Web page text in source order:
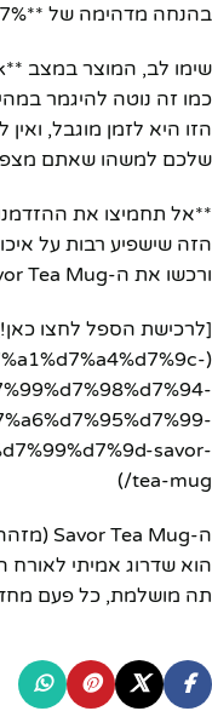
בהנחה מדהימה של **37%** על מוצר שמשנה חיים.
כמו זה נוטה להיגמר
הזו היא לזמן מוגבל,
שלכם למשהו שאתם
**אל תחמיצו את
הזה שישפיע רבות על
ורכשו את ה-Savor Tea Mug שלכם עוד היום:
[לרכישת הספל לחצו
savor-
tea-mug/)
הוא שדרוג אמיתי
תה מושלמת, כל פעם